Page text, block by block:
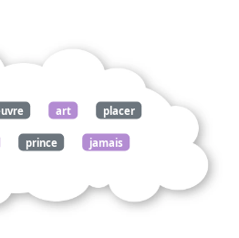
art placer
prince jamais
propre voix